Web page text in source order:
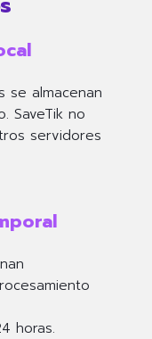
se almacenan
. SaveTik no
servidores
horas.